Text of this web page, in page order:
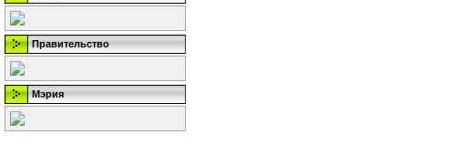
Правительство
Мэрия